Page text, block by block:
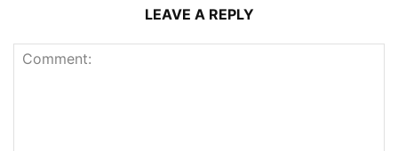
LEAVE A REPLY